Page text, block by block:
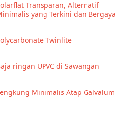
Transparan, Alternatif
yang Terkini dan Bergaya
Twinlite
ringan UPVC di Sawangan
Minimalis Atap Galvalum